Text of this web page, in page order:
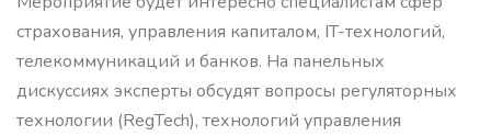
страхования, управления капиталом, IT-технологий,
телекоммуникаций и банков. На панельных
дискуссиях эксперты обсудят вопросы регуляторных
технологии (RegTech), технологий управления